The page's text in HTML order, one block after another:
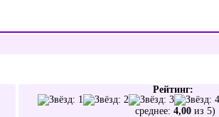
Рейтинг:
среднее: 4,00 из 5)